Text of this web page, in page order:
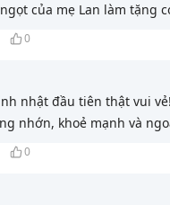
của mẹ Lan làm tặng
0
nhật đầu tiên thật vui
nhớn, khoẻ mạnh và
0